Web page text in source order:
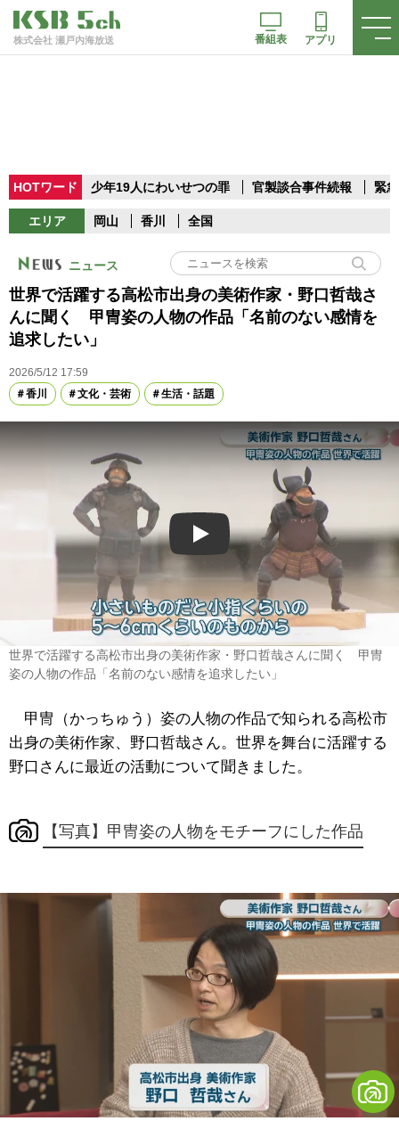
株式会社 瀬戸内海放送 番組表 アプリ
HOTワード 少年19人にわいせつの罪 官製談合事件続報 緊
エリア 岡山 香川 全国
ニュース
世界で活躍する高松市出身の美術作家・野口哲哉さ
んに聞く 甲冑姿の人物の作品「名前のない感情を
追求したい」
2026/5/12 17:59
香川
文化・芸術 生活・話題
Play
世界で活躍する高松市出身の美術作家・野口哲哉さんに聞く 甲冑
姿の人物の作品「名前のない感情を追求したい」
甲冑（かっちゅう）姿の人物の作品で知られる高松市
出身の美術作家、野口哲哉さん。世界を舞台に活躍する
野口さんに最近の活動について聞きました。
【写真】甲冑姿の人物をモチーフにした作品